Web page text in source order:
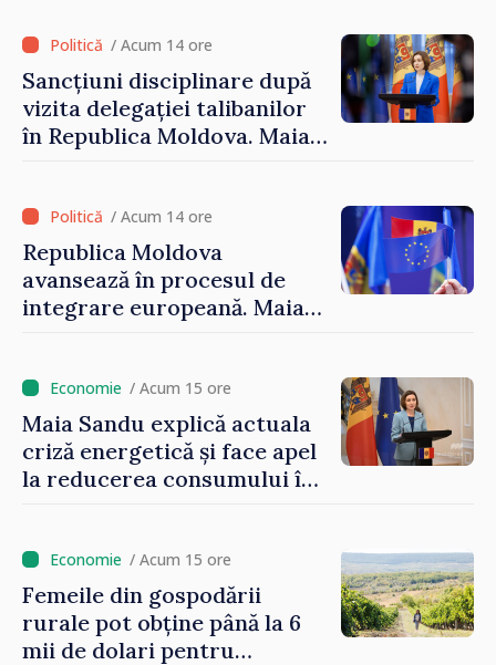
/ Acum 14 ore
Sancțiuni disciplinare după
vizita delegației talibanilor
în Republica Moldova. Maia
cunosc politica statului”
/ Acum 14 ore
Republica Moldova
avansează în procesul de
integrare europeană. Maia
/ Acum 15 ore
Maia Sandu explică actuala
criză energetică și face apel
la reducerea consumului în
un nivel mai mic”
/ Acum 15 ore
Femeile din gospodării
rurale pot obține până la 6
mii de dolari pentru